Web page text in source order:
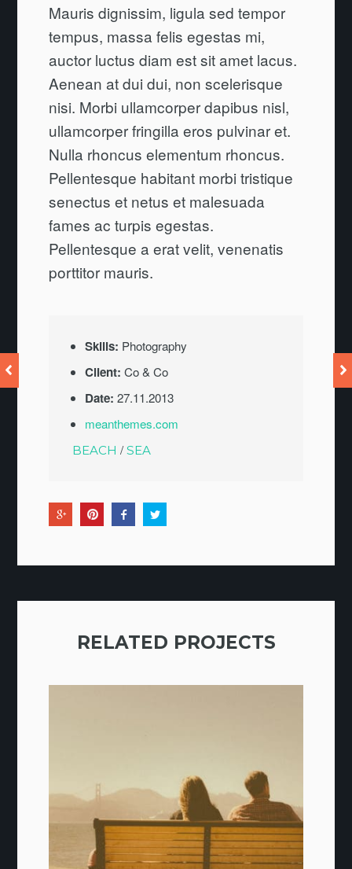
Mauris dignissim, ligula sed tempor
tempus, massa felis egestas mi,
auctor luctus diam est sit amet lacus.
Aenean at dui dui, non scelerisque
nisi. Morbi ullamcorper dapibus nisl,
ullamcorper fringilla eros pulvinar et.
Nulla rhoncus elementum rhoncus.
Pellentesque habitant morbi tristique
senectus et netus et malesuada
fames ac turpis egestas.
Pellentesque a erat velit, venenatis
porttitor mauris.
Skills: Photography
Client: Co & Co
Date: 27.11.2013
meanthemes.com
BEACH /SEA
RELATED PROJECTS